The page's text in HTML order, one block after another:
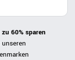
60% sparen